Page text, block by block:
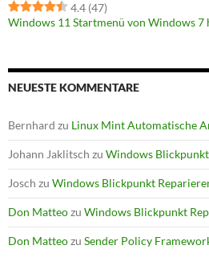
4.4 (47)
Windows 11 Startmenü von Windows 7
NEUESTE KOMMENTARE
Bernhard zu Linux Mint Automatische
Johann Jaklitsch zu Windows
Josch zu Windows Blickpunkt
Don Matteozu Windows Blickpunkt
Don Matteozu Sender Policy